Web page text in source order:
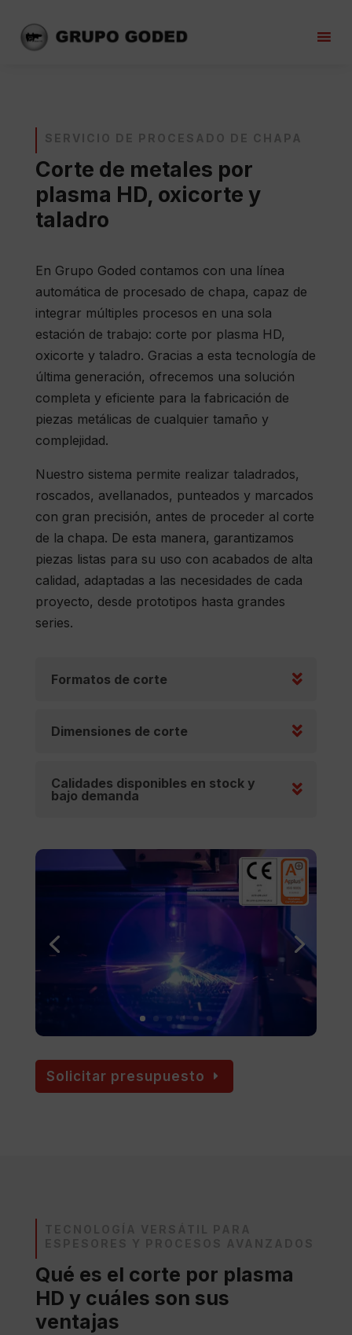
SERVICIO DE PROCESADO DE CHAPA
Corte de metales por
plasma HD, oxicorte y
taladro
En Grupo Goded contamos con una línea
automática de procesado de chapa, capaz de
integrar múltiples procesos en una sola
estación de trabajo: corte por plasma HD,
oxicorte y taladro. Gracias a esta tecnología de
última generación, ofrecemos una solución
completa y eficiente para la fabricación de
piezas metálicas de cualquier tamaño y
complejidad.
Nuestro sistema permite realizar taladrados,
roscados, avellanados, punteados y marcados
con gran precisión, antes de proceder al corte
de la chapa. De esta manera, garantizamos
piezas listas para su uso con acabados de alta
calidad, adaptadas a las necesidades de cada
proyecto, desde prototipos hasta grandes
series.
Formatos de corte
Dimensiones de corte
Calidades disponibles en stock y
bajo demanda
Solicitar presupuesto
Qué es el corte por plasma
HD y cuáles son sus
ventajas